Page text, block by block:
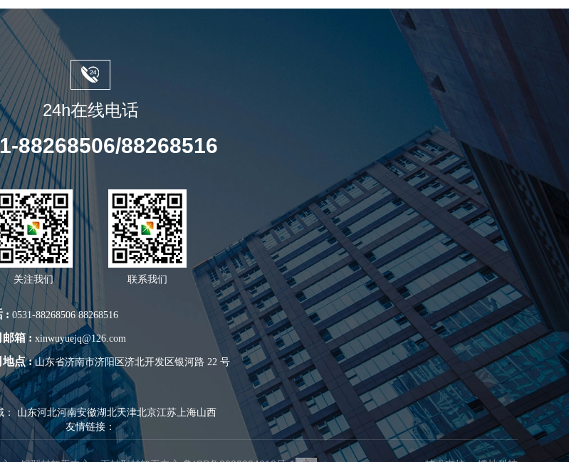
24h在线电话
88268506/88268516
关注我们 联系我们
: 0531-88268506 88268516
邮箱 : xinwuyuejq@126.com
地点 :山东省济南市济阳区济北开发区银河路 22 号
：山东河北河南安徽湖北天津北京江苏 上海山西
友情链接：